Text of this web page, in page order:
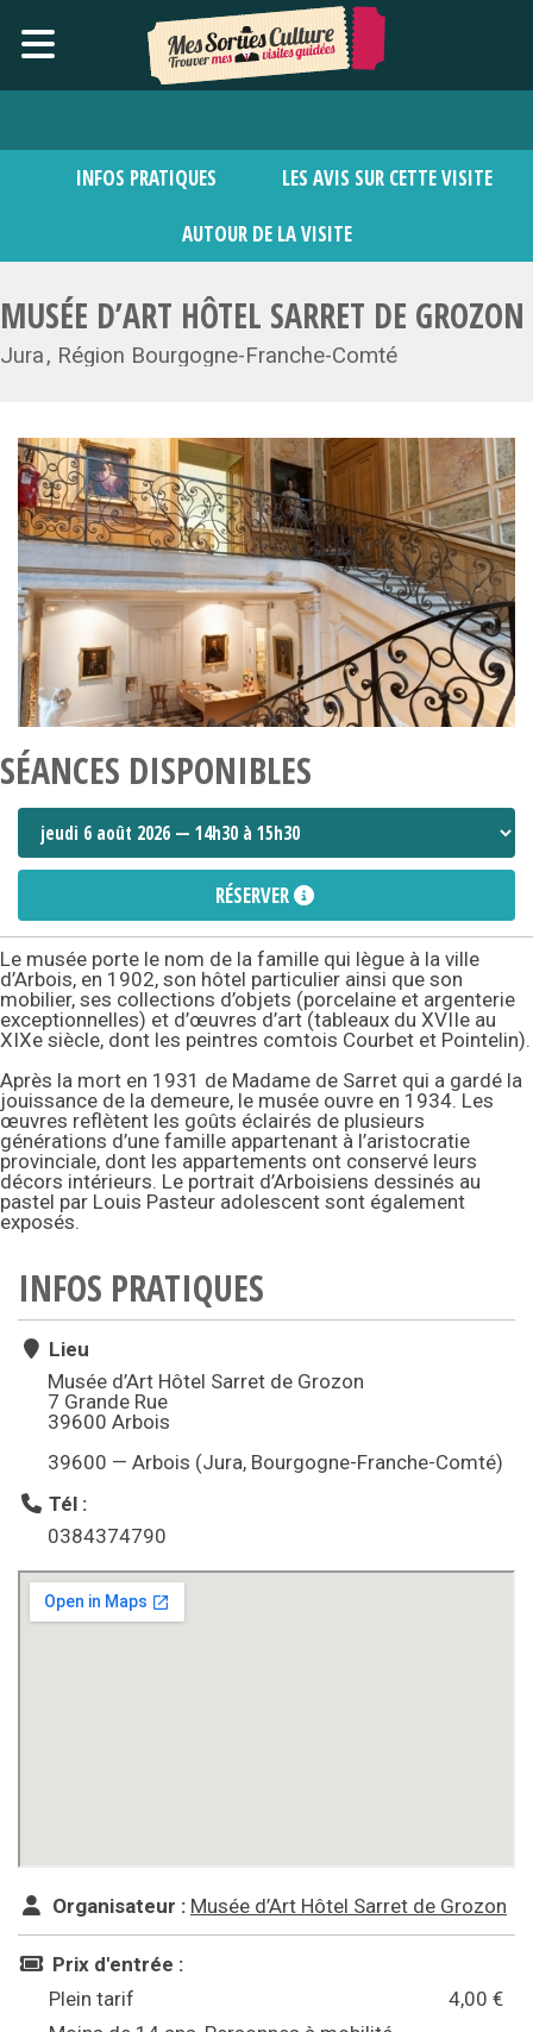
INFOS PRATIQUES LES AVIS SUR CETTE VISITE
AUTOUR DE LA VISITE
MUSÉE D’ART HÔTEL SARRET DE GROZON
Jura Région Bourgogne-Franche-Comté
SÉANCES DISPONIBLES
RÉSERVER
Le musée porte le nom de la famille qui lègue à la ville
d’Arbois, en 1902, son hôtel particulier ainsi que son
mobilier, ses collections d’objets (porcelaine et argenterie
exceptionnelles) et d’œuvres d’art (tableaux du XVIIe au
XIXe siècle, dont les peintres comtois Courbet et Pointelin).
Après la mort en 1931 de Madame de Sarret qui a gardé la
jouissance de la demeure, le musée ouvre en 1934. Les
œuvres reflètent les goûts éclairés de plusieurs
générations d’une famille appartenant à l’aristocratie
provinciale, dont les appartements ont conservé leurs
décors intérieurs. Le portrait d’Arboisiens dessinés au
pastel par Louis Pasteur adolescent sont également
exposés.
INFOS PRATIQUES
Lieu
Musée d’Art Hôtel Sarret de Grozon
7 Grande Rue
39600 Arbois
39600 — Arbois (Jura, Bourgogne-Franche-Comté)
Tél :
0384374790
Organisateur : Musée d’Art Hôtel Sarret de Grozon
Prix d'entrée :
Plein tarif
4,00 €